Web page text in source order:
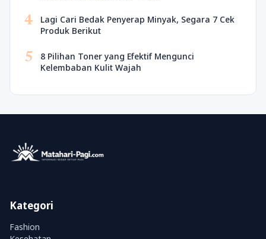
4
Lagi Cari Bedak Penyerap Minyak, Segara 7 Cek
Produk Berikut
5
8 Pilihan Toner yang Efektif Mengunci
Kelembaban Kulit Wajah
Kategori
Fashion